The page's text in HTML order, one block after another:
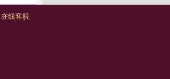
在线客服